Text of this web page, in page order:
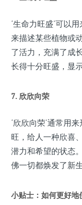
‘生命力旺盛’可以
来描述某些植物或
了活力，充满了成
长得十分旺盛，显
7. 欣欣向荣
‘欣欣向荣’通常用
旺，给人一种欣喜
潜力和希望的状态
佛一切都焕发了新
小贴士：如何更好地